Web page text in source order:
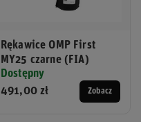
Rękawice OMP First
MY25 czarne (FIA)
Dostępny
491,00 zł
Zobacz